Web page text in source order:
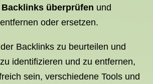
Backlinks überprüfen und
oder ersetzen.
Backlinks zu beurteilen und
identifizieren und zu entfernen,
sein, verschiedene Tools und